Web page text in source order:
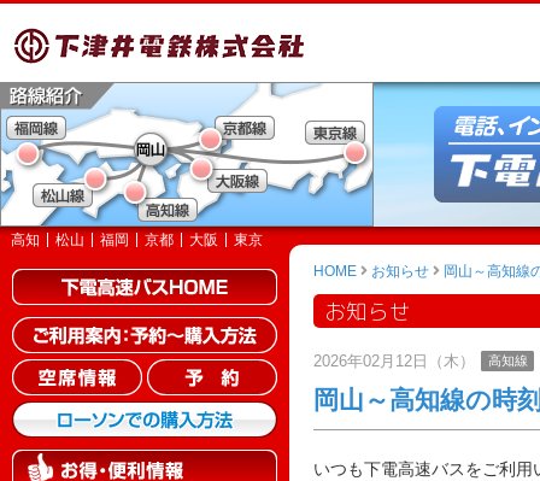
高知 松山 福岡 京都 大阪
東京
HOME
お知らせ 岡山～高知線
お知らせ
2026年02月12日（木） 高知線
岡山～高知線の時
いつも下電高速バスをご利